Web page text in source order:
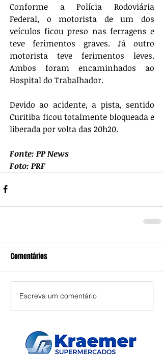
Conforme a Polícia Rodoviária
Federal, o motorista de um dos
veículos ficou preso nas ferragens e
teve ferimentos graves. Já outro
motorista teve ferimentos leves.
Ambos foram encaminhados ao
Hospital do Trabalhador.
Devido ao acidente, a pista, sentido
Curitiba ficou totalmente bloqueada e
liberada por volta das 20h20.
Fonte: PP News
Foto: PRF
Comentários
Escreva um comentário